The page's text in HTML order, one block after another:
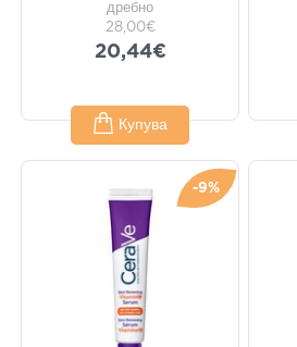
дребно
28,00€
20,44€
Купува
-9%